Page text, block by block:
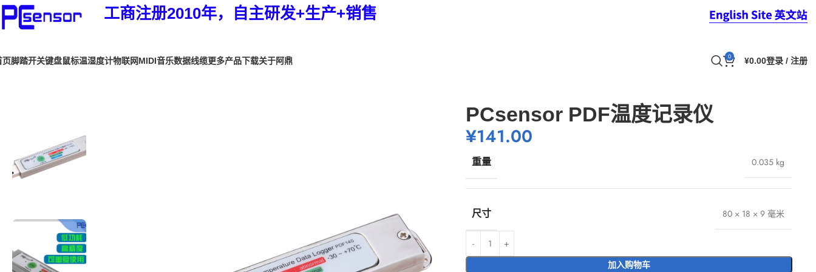
工商注册2010年，自主研发+生产+销售
页脚踏开关键盘鼠标温湿度计物联网MIDI音乐数据线缆更多产品下载关于阿鼎 0 ¥0.00登录 / 注册
PCsensor PDF温度记录仪
¥141.00
重量 0.035 kg
尺寸 80 × 18 × 9 毫米
加入购物车